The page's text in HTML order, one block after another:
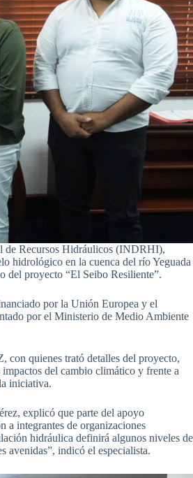
de Recursos Hidráulicos (INDRHI),
hidrológico en la cuenca del río Yeguada
del proyecto “El Seibo Resiliente”.
por la Unión Europea y el
por el Ministerio de Medio Ambiente
con quienes trató detalles del proyecto,
del cambio climático y frente a
iniciativa.
explicó que parte del apoyo
a integrantes de organizaciones
hidráulica definirá algunos niveles de
avenidas”, indicó el especialista.